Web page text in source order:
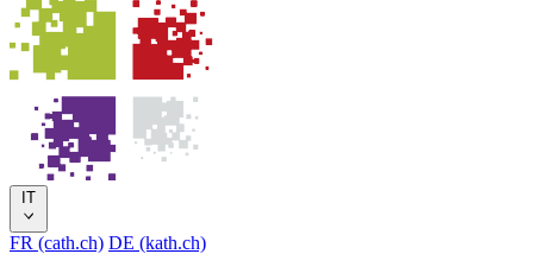
IT
FR (cath.ch) DE (kath.ch)